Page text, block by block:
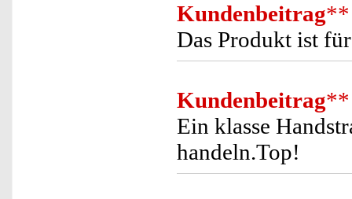
Kundenbeitrag**
Das Produkt ist
Kundenbeitrag**
Ein klasse
handeln.Top!